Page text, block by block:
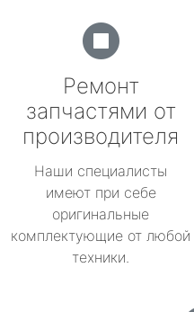
Ремонт
запчастями от
производителя
Наши специалисты
имеют при себе
оригинальные
комплектующие от любой
техники.